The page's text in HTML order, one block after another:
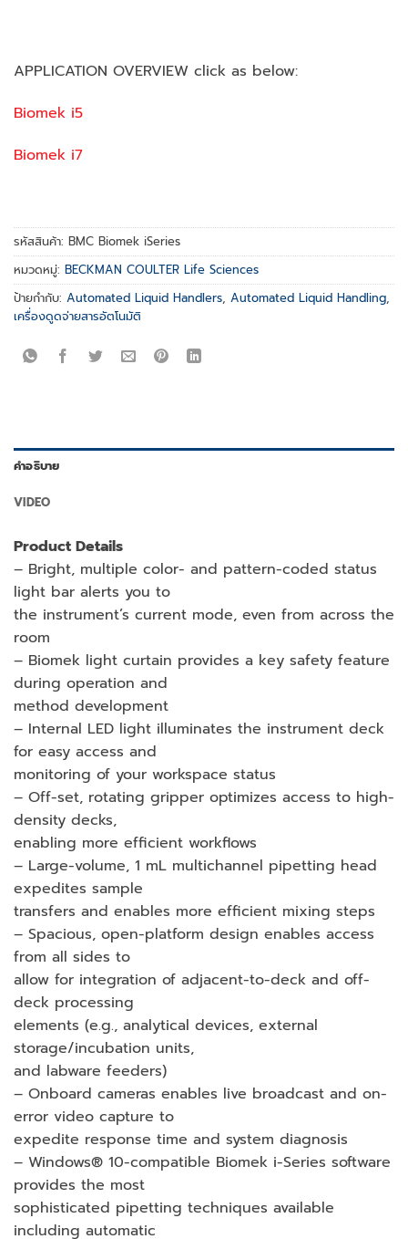
APPLICATION OVERVIEW click as below:
Biomek i5
Biomek i7
รหัสสินค้า: BMC Biomek iSeries
หมวดหมู่: BECKMAN COULTER Life Sciences
ป้ายกำกับ: Automated Liquid Handlers, Automated Liquid Handling,
เครื่องดูดจ่ายสารอัตโนมัติ
คำอธิบาย
VIDEO
Product Details
– Bright, multiple color- and pattern-coded status
light bar alerts you to
the instrument’s current mode, even from across the
room
– Biomek light curtain provides a key safety feature
during operation and
method development
– Internal LED light illuminates the instrument deck
for easy access and
monitoring of your workspace status
– Off-set, rotating gripper optimizes access to high-
density decks,
enabling more efficient workflows
– Large-volume, 1 mL multichannel pipetting head
expedites sample
transfers and enables more efficient mixing steps
– Spacious, open-platform design enables access
from all sides to
allow for integration of adjacent-to-deck and off-
deck processing
elements (e.g., analytical devices, external
storage/incubation units,
and labware feeders)
– Onboard cameras enables live broadcast and on-
error video capture to
expedite response time and system diagnosis
– Windows® 10-compatible Biomek i-Series software
provides the most
sophisticated pipetting techniques available
including automatic